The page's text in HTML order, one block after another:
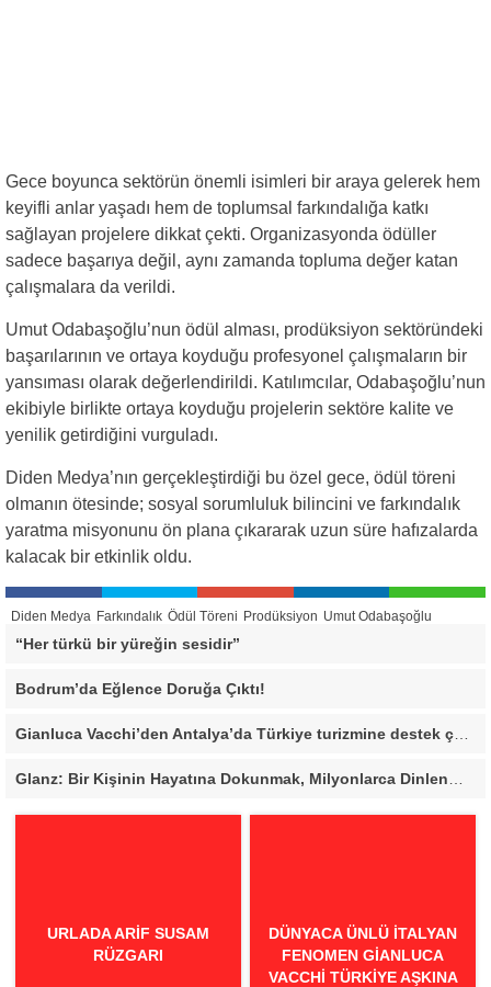
Gece boyunca sektörün önemli isimleri bir araya gelerek hem
keyifli anlar yaşadı hem de toplumsal farkındalığa katkı
sağlayan projelere dikkat çekti. Organizasyonda ödüller
sadece başarıya değil, aynı zamanda topluma değer katan
çalışmalara da verildi.
Umut Odabaşoğlu’nun ödül alması, prodüksiyon sektöründeki
başarılarının ve ortaya koyduğu profesyonel çalışmaların bir
yansıması olarak değerlendirildi. Katılımcılar, Odabaşoğlu’nun
ekibiyle birlikte ortaya koyduğu projelerin sektöre kalite ve
yenilik getirdiğini vurguladı.
Diden Medya’nın gerçekleştirdiği bu özel gece, ödül töreni
olmanın ötesinde; sosyal sorumluluk bilincini ve farkındalık
yaratma misyonunu ön plana çıkararak uzun süre hafızalarda
kalacak bir etkinlik oldu.
Diden Medya Farkındalık Ödül Töreni Prodüksiyon Umut Odabaşoğlu
“Her türkü bir yüreğin sesidir”
Bodrum’da Eğlence Doruğa Çıktı!
Gianluca Vacchi’den Antalya’da Türkiye turizmine destek çağrısı
URLADA ARIF SUSAM
RÜZGARI
DÜNYACA ÜNLÜ İTALYAN
FENOMEN GIANLUCA
VACCHI TÜRKIYE AŞKINA